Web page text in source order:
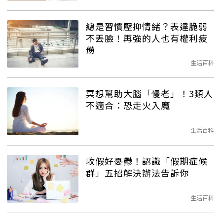
總是習慣壓抑情緒？表達脆弱
不丟臉！再強的人也有權利疲
憊
生活百科
冥想幫助大腦「慢老」！3類人
不適合：恐走火入魔
生活百科
收假好憂鬱！認識「假期症候
群」五招解決辦法告訴你
生活百科